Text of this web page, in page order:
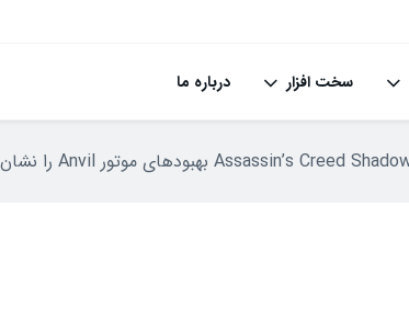
سخت افزار درباره ما